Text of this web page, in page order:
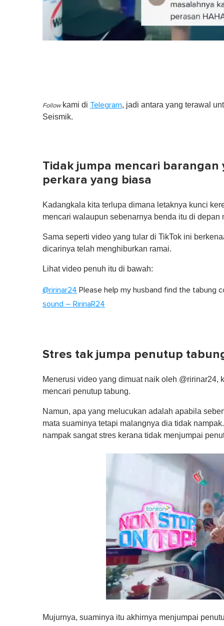
Follow kami di Telegram, jadi antara yang terawal
Seismik.
Tidak jumpa mencari
perkara yang biasa
Kadangkala kita terlupa dimana letaknya kunci
mencari walaupun sebenarnya benda itu di depan
Sama seperti video yang tular di TikTok ini
dicarinya telah menghiburkan ramai.
Lihat video penuh itu di bawah:
@ririnar24 Please help my husband find the tabung
sound – RirinaR24
Stres tak jumpa penutup
Menerusi video yang dimuat naik oleh
mencari penutup tabung.
Namun, apa yang melucukan adalah apabila
mata suaminya tetapi malangnya dia tidak
nampak sangat stres kerana tidak menjumpai
f
Mujurnya, suaminya itu akhirnya menjumpai